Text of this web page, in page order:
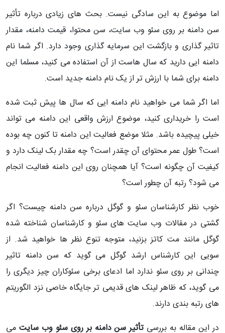
اما موضوع به این سادگی نیست. بحث های زیادی درباره تأثیر
سن دامنه بر روی سئو وب سایت، سن محتوا، قیمت دامنه، مقدار
تاثیر گذاری و بازگشت این سرمایه گذاری وجود دارد. اگر شما نام
دامنه ایی دارید که سال هاست از آن استفاده می کنید، مسلما این
دامنه برای شما با ارزش تر از یک نام دامنه جدید است.
اما اگر شما می خواهید نام دامنه ایی که سال ها پیش ثبت شده
است را خریداری کنید، موضوع ارزش واقعی این دامنه می تواند
خیلی پیچیده باشد. مثلا موضع فعالیت این دامنه تا کنون چه بوده
است؟ طول عمر محتوای آن چقدر است؟ چه مقدار بک لینک دارد و
کیفیت آن چگونه است؟ آیا همچنان روی این دامنه فعالیت انجام
می شود؟ رتبه آن چطور است؟
خوب نظر کارشناسان سئو و گوگل درباره سن دامنه چیست؟ اگر
گشتی در مقالات وب سایت های سئو و کارشناسان شناخته شده
گوگل مانند مت کاتز بزنید، متوجه تنوع نظر ها خواهید شد. از
سویی این کارشناس ارشد گوگل می گوید که سن دامنه تاثیر
چندانی بر روی سئو ندارد اما ادعای برخی سئوکاران چیز دیگری را
می گوید، که ظاهر لینک های قدیمی تر جایگاه خاصی نزد الگوریتم
های رتبه بندی دارند.
در این مقاله به بررسی تأثیر سن دامنه بر روی سئو وب سایت می